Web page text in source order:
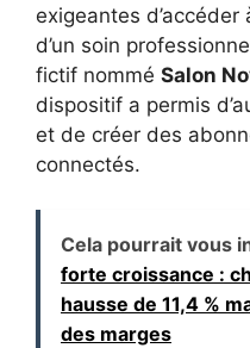
exigeantes
d’un soin
fictif nommé Salon
dispositif a permis
et de créer des
connectés.
Cela pourrait vous
forte croissance :
hausse de 11,4 %
des marges